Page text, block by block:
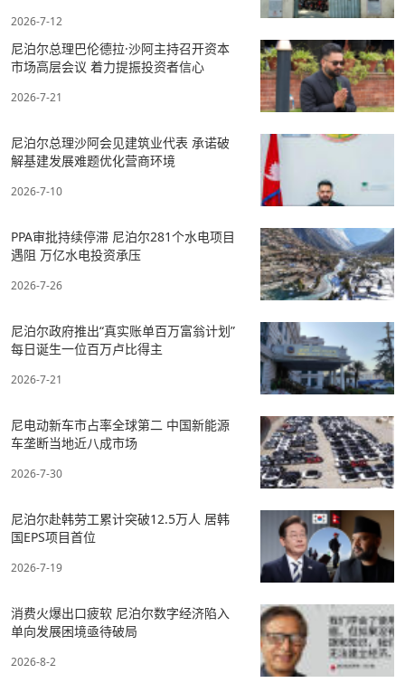
2026-7-12
尼泊尔总理巴伦德拉·沙阿主持召开资本
市场高层会议 着力提振投资者信心
2026-7-21
尼泊尔总理沙阿会见建筑业代表 承诺破
解基建发展难题优化营商环境
2026-7-10
PPA审批持续停滞 尼泊尔281个水电项目
遇阻 万亿水电投资承压
2026-7-26
尼泊尔政府推出“真实账单百万富翁计划”
每日诞生一位百万卢比得主
2026-7-21
尼电动新车市占率全球第二 中国新能源
车垄断当地近八成市场
2026-7-30
尼泊尔赴韩劳工累计突破12.5万人 居韩
国EPS项目首位
2026-7-19
消费火爆出口疲软 尼泊尔数字经济陷入
单向发展困境亟待破局
2026-8-2